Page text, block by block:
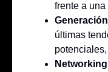
frente a
últimas